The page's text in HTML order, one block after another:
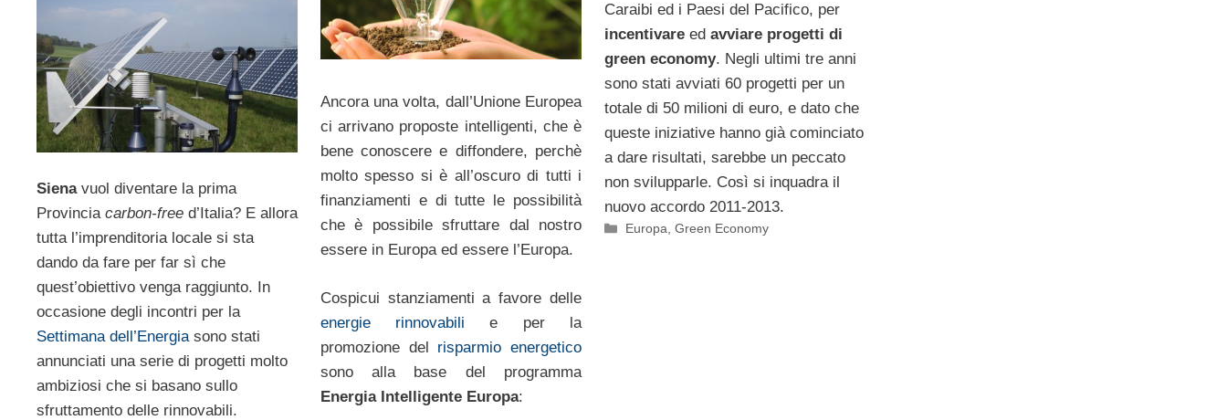
Caraibi ed i Paesi del Pacifico, per
incentivare ed avviare progetti di
green economy. Negli ultimi tre anni
sono stati avviati 60 progetti per un
totale di 50 milioni di euro, e dato che
queste iniziative hanno già cominciato
a dare risultati, sarebbe un peccato
non svilupparle. Così si inquadra il
nuovo accordo 2011-2013.
Categorie
Europa,Green Economy
Siena vuol diventare la prima
Provincia carbon-free d’Italia? E allora
tutta l’imprenditoria locale si sta
dando da fare per far sì che
quest’obiettivo venga raggiunto. In
occasione degli incontri per la
Settimana dell’Energiasono stati
annunciati una serie di progetti molto
ambiziosi che si basano sullo
sfruttamento delle rinnovabili.
Ancora una volta, dall’Unione Europea
ci arrivano proposte intelligenti, che è
bene conoscere e diffondere, perchè
molto spesso si è all’oscuro di tutti i
finanziamenti e di tutte le possibilità
che è possibile sfruttare dal nostro
essere in Europa ed essere l’Europa.
Cospicui stanziamenti a favore delle
energie rinnovabili e per la
promozione del risparmio energetico
sono alla base del programma
Energia Intelligente Europa: